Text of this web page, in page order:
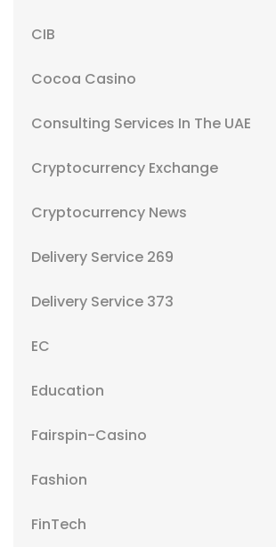
CIB
Cocoa Casino
Consulting Services In The UAE
Cryptocurrency Exchange
Cryptocurrency News
Delivery Service 269
Delivery Service 373
EC
Education
Fairspin-Casino
Fashion
FinTech